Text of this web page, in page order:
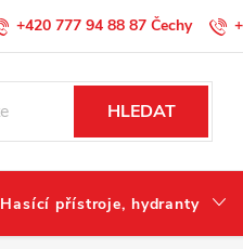
+420 777 94 88 87
HLEDAT
Hasící přístroje, hydranty